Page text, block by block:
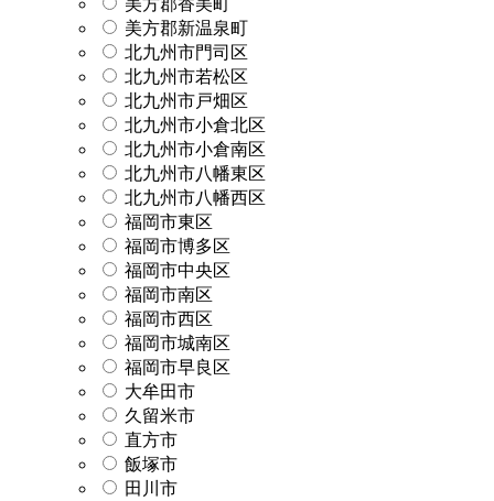
美方郡新温泉町
北九州市門司区
北九州市若松区
北九州市戸畑区
北九州市小倉北区
北九州市小倉南区
北九州市八幡東区
北九州市八幡西区
福岡市東区
福岡市博多区
福岡市中央区
福岡市南区
福岡市西区
福岡市城南区
福岡市早良区
大牟田市
久留米市
直方市
飯塚市
田川市